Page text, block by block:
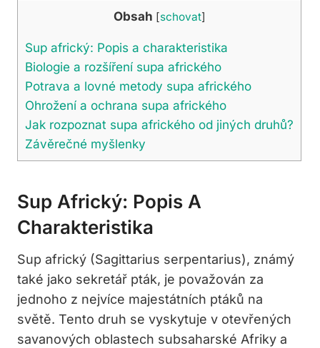
Obsah [schovat]
Sup africký: Popis a charakteristika
Biologie a rozšíření supa afrického
Potrava a lovné metody supa afrického
Ohrožení a ochrana supa afrického
Jak rozpoznat supa afrického od jiných druhů?
Závěrečné myšlenky
Sup Africký: Popis A
Charakteristika
Sup africký (Sagittarius serpentarius), známý
také jako sekretář pták, je považován za
jednoho z nejvíce majestátních ptáků na
světě. Tento druh se vyskytuje v otevřených
savanových oblastech subsaharské Afriky a